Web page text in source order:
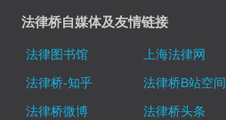
法律桥自媒体及友情链接
法律图书馆 上海法律网
法律桥-知乎
法律桥B站空间
法律桥微博
法律桥头条